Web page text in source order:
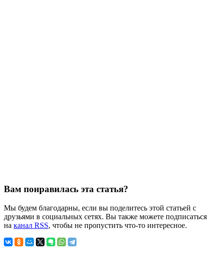
Вам понравилась эта статья?
Мы будем благодарны, если вы поделитесь этой статьей с
друзьями в социальных сетях. Вы также можете подписаться
на канал RSS, чтобы не пропустить что-то интересное.